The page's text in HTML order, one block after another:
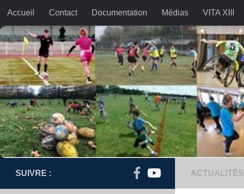
Skip to content
Accueil Contact Documentation Médias VITA XIII
ACTUALITÉS
SUIVRE :